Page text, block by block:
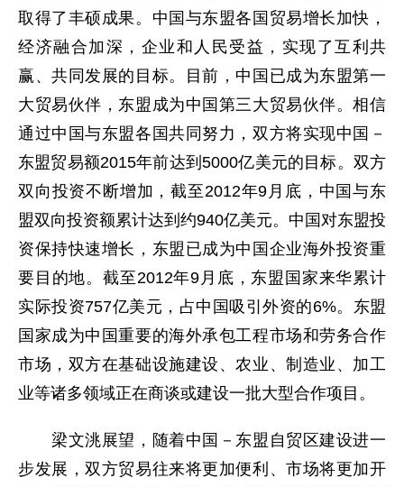
取得了丰硕成果。中国与东盟各国贸易增长加快，
经济融合加深，企业和人民受益，实现了互利共
赢、共同发展的目标。目前，中国已成为东盟第一
大贸易伙伴，东盟成为中国第三大贸易伙伴。相信
通过中国与东盟各国共同努力，双方将实现中国－
东盟贸易额2015年前达到5000亿美元的目标。双方
双向投资不断增加，截至2012年9月底，中国与东
盟双向投资额累计达到约940亿美元。中国对东盟投
资保持快速增长，东盟已成为中国企业海外投资重
要目的地。截至2012年9月底，东盟国家来华累计
实际投资757亿美元，占中国吸引外资的6%。东盟
国家成为中国重要的海外承包工程市场和劳务合作
市场，双方在基础设施建设、农业、制造业、加工
业等诸多领域正在商谈或建设一批大型合作项目。
梁文洮展望，随着中国－东盟自贸区建设进一
步发展，双方贸易往来将更加便利、市场将更加开